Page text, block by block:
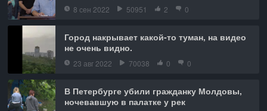
8 сен 2022 50951 2 0
Город накрывает какой-то туман, на видео
не очень видно.
23 авг 2022 70038 0 0
В Петербурге убили гражданку Молдовы,
ночевавшую в палатке у рек